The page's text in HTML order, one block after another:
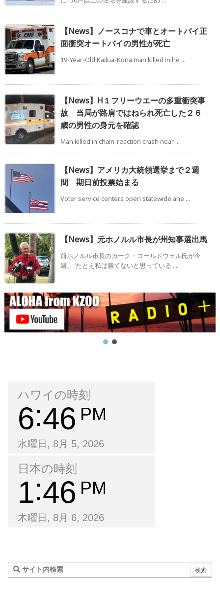
【News】ノースコナで車とオートバイ正
面衝突オートバイの男性が死亡
19-Year-Old Kailua-Kona man killed in he ...
【News】H１フリーウエーの多重衝突事
故 当局が路肩ではねられ死亡した２６
歳の男性の身元を確認
Man killed in chain-reaction crash near ...
【News】アメリカ大統領選挙まで２週
間 期日前投票始まる
Voter service centers open statewide ahe ...
【News】元ホノルル市長が州知事選出馬
前ホノルル市長のカーク・コールドウェル氏が今
週、"たとえ私は勝てないと思っている ...
ハワイの時刻
6 46 PM
水曜日, 8月 5, 2026
日本の時刻
1 46 PM
木曜日, 8月 6, 2026